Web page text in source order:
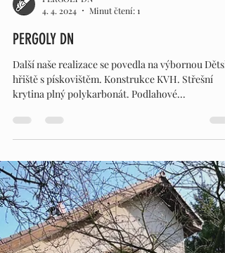
PERGOLY DN
PERGOLY DN
Další naše realizace se povedla na výbornou
hřiště s pískovištěm. Konstrukce KVH. Střešní
krytina plný polykarbonát. Podlahové...